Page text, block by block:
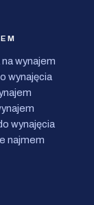
wynajem
wynajęcia
wynajęcia
najmem